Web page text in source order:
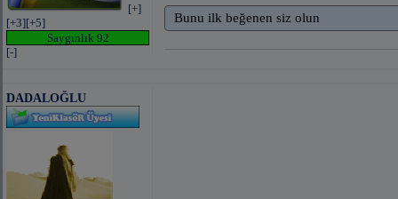
[+]
[+3][+5]
Saygınlık 92
[-]
Bunu ilk beğenen siz olun
DADALOĞLU